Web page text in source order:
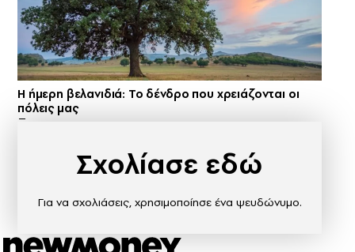
Η ήμερη βελανιδιά: Το δένδρο που χρειάζονται οι
πόλεις μας
Σχολίασε εδώ
Για να σχολιάσεις, χρησιμοποίησε ένα ψευδώνυμο.